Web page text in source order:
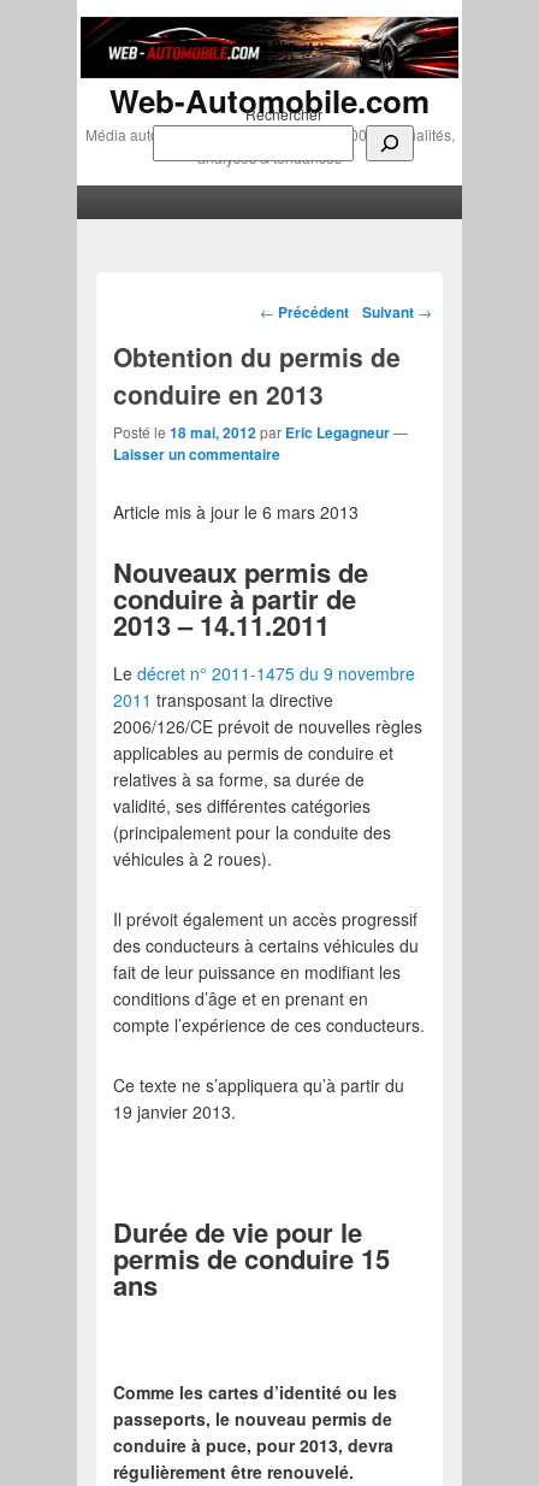
Rechercher
Web-Automobile.com
Média automobile indépendant depuis 2007 • Actualités,
analyses & tendances
Navigation des articles
← Précédent Suivant →
Obtention du permis de
conduire en 2013
Posté le18 mai, 2012par Eric Legagneur—
Laisser un commentaire
Article mis à jour le 6 mars 2013
Nouveaux permis de
conduire à partir de
2013 – 14.11.2011
Ledécret n° 2011-1475 du 9 novembre
2011 transposant la directive
2006/126/CE prévoit de nouvelles règles
applicables au permis de conduire et
relatives à sa forme, sa durée de
validité, ses différentes catégories
(principalement pour la conduite des
véhicules à 2 roues).
Il prévoit également un accès progressif
des conducteurs à certains véhicules du
fait de leur puissance en modifiant les
conditions d’âge et en prenant en
compte l’expérience de ces conducteurs.
Ce texte ne s’appliquera qu’à partir du
19 janvier 2013.
Durée de vie pour le
permis de conduire 15
ans
Comme les cartes d’identité ou les
passeports, le nouveau permis de
conduire à puce, pour 2013, devra
régulièrement être renouvelé.